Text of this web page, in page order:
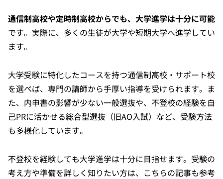
通信制高校や定時制高校からでも、大学進学は十分に可能
です。実際に、多くの生徒が大学や短期大学へ進学してい
ます。
大学受験に特化したコースを持つ通信制高校・サポート校
を選べば、専門の講師から手厚い指導を受けられます。ま
た、内申書の影響が少ない一般選抜や、不登校の経験を自
己PRに活かせる総合型選抜（旧AO入試）など、受験方法
も多様化しています。
不登校を経験しても大学進学は十分に目指せます。受験の
考え方や準備を詳しく知りたい方は、こちらの記事も参考